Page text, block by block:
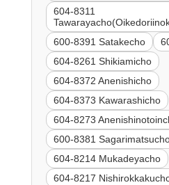
604-8311
600-8391 Satakecho
604-8261 Shikiamicho
604-8372 Anenishicho
604-8373 Kawarashicho
604-8273
600-8381
604-8214 Mukadeyacho
604-8217